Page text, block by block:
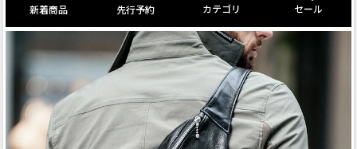
新着商品 先行予約 カテゴリ セール